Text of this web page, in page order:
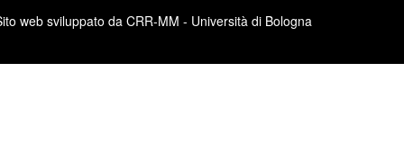
web sviluppato da CRR-MM - Università di Bologna